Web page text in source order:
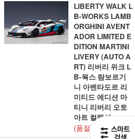
LIBERTY WALK L
B-WORKS LAMB
ORGHINI AVENT
ADOR LIMITED E
DITION MARTINI
LIVERY (AUTO A
RT) 리버리 위크 L
B-웍스 람보르기
니 아벤타도르 리
미티드 에디션 마
티니 리버리 오토
아트 컬렉션
(품절)